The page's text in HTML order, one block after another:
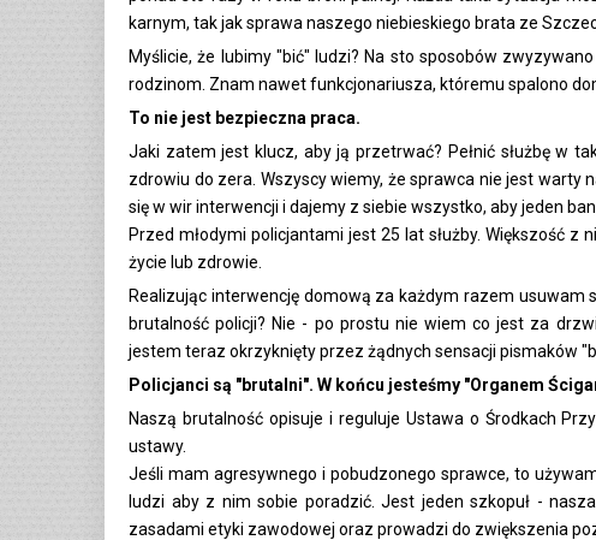
karnym, tak jak sprawa naszego niebieskiego brata ze
Myślicie, że lubimy "bić" ludzi? Na sto sposobów
rodzinom. Znam nawet funkcjonariusza, któremu spalono
To nie jest bezpieczna praca.
Jaki zatem jest klucz, aby ją przetrwać? Pełnić służbę w
zdrowiu do zera. Wszyscy wiemy, że sprawca nie jest warty
się w wir interwencji i dajemy z siebie wszystko, aby jeden
Przed młodymi policjantami jest 25 lat służby. Większość z
życie lub zdrowie.
Realizując interwencję domową za każdym razem usuwam
brutalność policji? Nie - po prostu nie wiem co jest za
jestem teraz okrzyknięty przez żądnych sensacji pismaków
Policjanci są "brutalni". W końcu jesteśmy "Organem
Naszą brutalność opisuje i reguluje Ustawa o Środkach
ustawy.
Jeśli mam agresywnego i pobudzonego sprawce, to
ludzi aby z nim sobie poradzić. Jest jeden szkopuł -
zasadami etyki zawodowej oraz prowadzi do zwiększenia